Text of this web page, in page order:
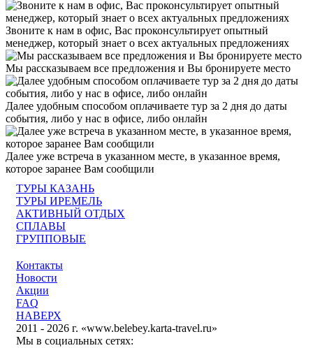
Звоните к нам в офис, Вас проконсультирует опытный
менеджер, который знает о всех актуальных предложениях
Мы рассказываем все предложения и Вы бронируете место
Далее удобным способом оплачиваете тур за 2 дня до даты
события, либо у нас в офисе, либо онлайн
Далее уже встреча в указанном месте, в указанное время,
которое заранее Вам сообщили
Контакты
Новости
Акции
FAQ
НАВЕРХ
2011 - 2026 г. «www.belebey.karta-travel.ru»
ТУРЫ КАЗАНЬ
ТУРЫ ИРЕМЕЛЬ
АКТИВНЫЙ ОТДЫХ
СПЛАВЫ
ГРУППОВЫЕ
Мы в социальных сетях: